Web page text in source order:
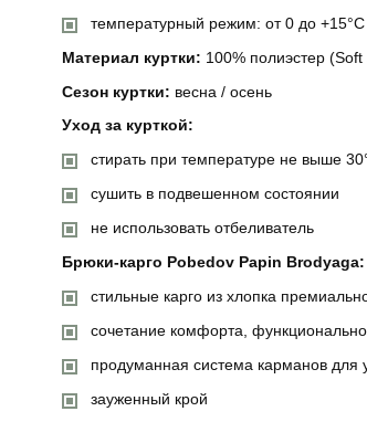
температурный режим: от 0 до +15°C
Материал куртки: 100% полиэстер (Soft
Сезон куртки: весна / осень
Уход за курткой:
стирать при температуре не выше
сушить в подвешенном состоянии
не использовать отбеливатель
Брюки-карго Pobedov Papin Brodyaga:
стильные карго из хлопка
сочетание комфорта,
продуманная система карманов
зауженный крой